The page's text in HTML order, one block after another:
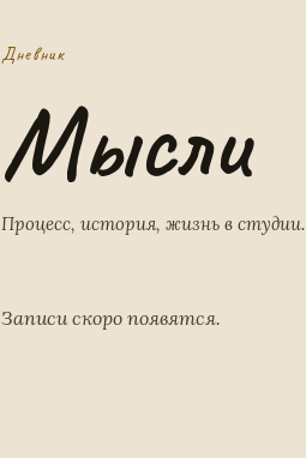
Дневник
Мысли
Процесс, история, жизнь в студии.
Записи скоро появятся.